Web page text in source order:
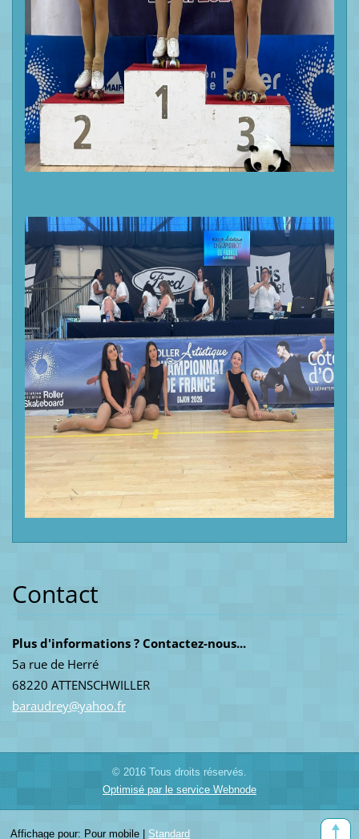
Contact
Plus d'informations ? Contactez-nous...
5a rue de Herré
68220 ATTENSCHWILLER
baraudrey@yahoo.fr
© 2016 Tous droits réservés.
Optimisé par le service Webnode
Affichage pour: Pour mobile| Standard